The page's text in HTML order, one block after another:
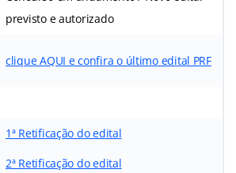
previsto e autorizado
clique AQUI e confira o último edital PRF
1ª Retificação do edital
2ª Retificação do edital